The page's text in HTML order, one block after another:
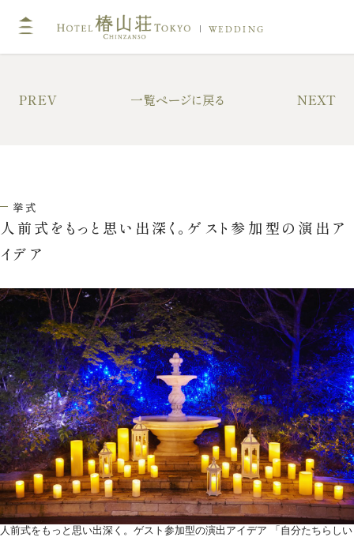
WEDDING
ドレス・和装 プラ
ウエディングレポート ブラ
アクセス
ご列席の皆様へ 結
トピックス 結
お問い合わせ・
資料請求
挙式
人前式をもっと思い出深く。ゲスト参加型の演出ア
イデア
人前式をもっと思い出深く。ゲスト参加型の演出アイデア 「自分たちらしい
PREV 一覧ページに戻る NEXT